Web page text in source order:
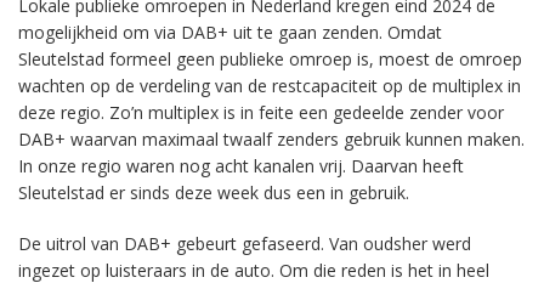
Lokale publieke omroepen in Nederland kregen eind 2024 de
mogelijkheid om via DAB+ uit te gaan zenden. Omdat
Sleutelstad formeel geen publieke omroep is, moest de omroep
wachten op de verdeling van de restcapaciteit op de multiplex in
deze regio. Zo’n multiplex is in feite een gedeelde zender voor
DAB+ waarvan maximaal twaalf zenders gebruik kunnen maken.
In onze regio waren nog acht kanalen vrij. Daarvan heeft
Sleutelstad er sinds deze week dus een in gebruik.
De uitrol van DAB+ gebeurt gefaseerd. Van oudsher werd
ingezet op luisteraars in de auto. Om die reden is het in heel